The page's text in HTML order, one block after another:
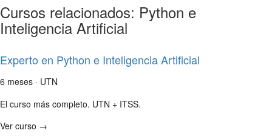
Cursos relacionados: Python e
Inteligencia Artificial
Experto en Python e Inteligencia Artificial
6 meses · UTN
El curso más completo. UTN + ITSS.
Ver curso →